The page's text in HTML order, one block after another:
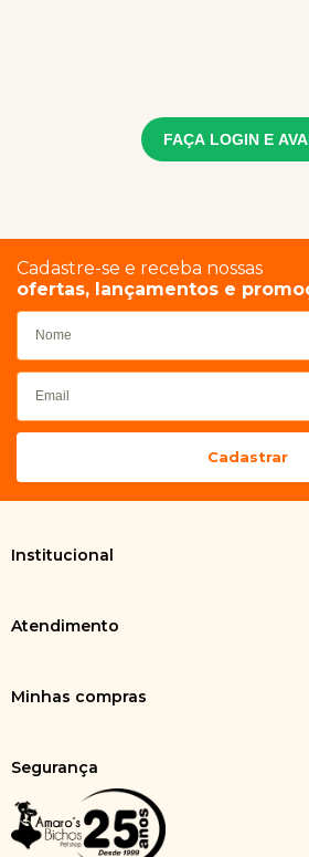
FAÇA LOGIN E
Cadastre-se e receba nossas
ofertas, lançamentos e
Institucional
Atendimento
Minhas compras
Segurança